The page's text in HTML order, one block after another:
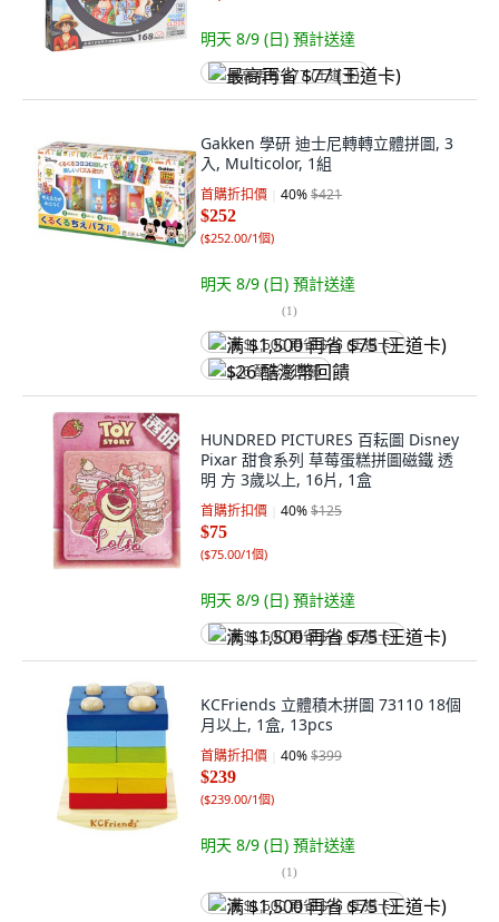
明天 8/9 (日) 預計送達
最高再省 $77 (王道卡)
Gakken 學研 迪士尼轉轉立體拼圖, 3
入, Multicolor, 1組
首購折扣價 40%$421
$252
($252.00/1個)
明天 8/9 (日) 預計送達
(1)
满 $1,500 再省 $75 (王道卡)
$26 酷澎幣回饋
HUNDRED PICTURES 百耘圖 Disney
Pixar 甜食系列 草莓蛋糕拼圖磁鐵 透
明 方 3歲以上, 16片, 1盒
首購折扣價 40%$125
$75
($75.00/1個)
明天 8/9 (日) 預計送達
满 $1,500 再省 $75 (王道卡)
KCFriends 立體積木拼圖 73110 18個
月以上, 1盒, 13pcs
首購折扣價 40%$399
$239
($239.00/1個)
明天 8/9 (日) 預計送達
(1)
满 $1,500 再省 $75 (王道卡)